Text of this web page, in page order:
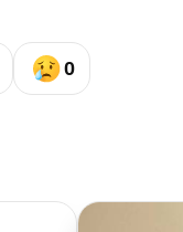
0